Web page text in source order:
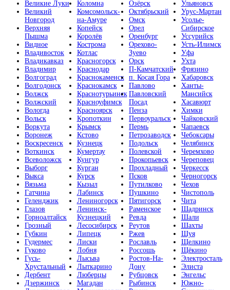
Великие Луки
Великий
Новгород
Верхняя
Пышма
Видное
Владивосток
Владикавказ
Владимир
Волгоград
Волгодонск
Волжск
Волжский
Вологда
Вольск
Воркута
Воронеж
Воскресенск
Воткинск
Всеволожск
Выборг
Выкса
Вязьма
Гатчина
Геленджик
Глазов
Горноалтайск
Грозный
Губкин
Гудермес
Гуково
Гусь-
Хрустальный
Дербент
Дзержинск
Коломна
Комсомольск-
на-Амуре
Копейск
Королёв
Кострома
Котлас
Красногорск
Краснодар
Краснокаменск
Краснокамск
Краснотурьинск
Красноуфимск
Красноярск
Кропоткин
Крымск
Кстово
Кузнецк
Кумертау
Кунгур
Курган
Курск
Кызыл
Лабинск
Лениногорск
Ленинск-
Кузнецкий
Лесосибирск
Липецк
Лиски
Лобня
Лысьва
Лыткарино
Люберцы
Магадан
Озёрск
Октябрьский
Омск
Орел
Оренбург
Орехово-
Зуево
Орск
П-Камчатский
п. Косая Гора
Павлово
Павловский
Посад
Пенза
Первоуральск
Пермь
Петрозаводск
Подольск
Полевской
Прокопьевск
Прохладный
Псков
Путилково
Пушкино
Пятигорск
Раменское
Ревда
Реутов
Ржев
Рославль
Россошь
Ростов-На-
Дону
Рубцовск
Рыбинск
Ульяновск
Урус-Мартан
Усолье-
Сибирское
Уссурийск
Усть-Илимск
Уфа
Ухта
Фрязино
Хабаровск
Ханты-
Мансийск
Хасавюрт
Химки
Чайковский
Чапаевск
Чебоксары
Челябинск
Черемхово
Череповец
Черкесск
Черногорск
Чехов
Чистополь
Чита
Шадринск
Шали
Шахты
Шуя
Щелкино
Щёкино
Электросталь
Элиста
Энгельс
Южно-